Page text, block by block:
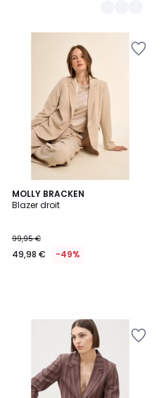
MOLLY BRACKEN
Blazer droit
99,95 €
49,98 € -49%